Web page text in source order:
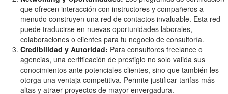
que ofrecen interacción con instructores y compañeros a
menudo construyen una red de contactos invaluable. Esta red
puede traducirse en nuevas oportunidades laborales,
colaboraciones o clientes para tu negocio de consultoría.
Credibilidad y Autoridad: Para consultores freelance o
agencias, una certificación de prestigio no solo valida sus
conocimientos ante potenciales clientes, sino que también les
otorga una ventaja competitiva. Permite justificar tarifas más
altas y atraer proyectos de mayor envergadura.